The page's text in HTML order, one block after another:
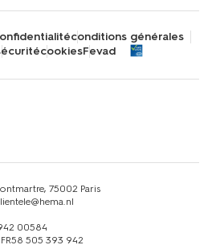
conditions générales
cookiesFevad
75002 Paris
00584
505 393 942